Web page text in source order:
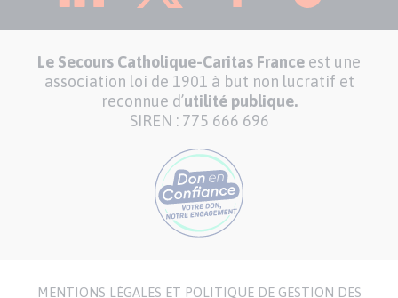
Le Secours Catholique-Caritas France est une
association loi de 1901 à but non lucratif et
reconnue d’utilité publique.
SIREN : 775 666 696
MENTIONS LÉGALES ET POLITIQUE DE GESTION DES